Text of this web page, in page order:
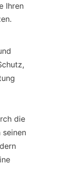
Ihren
die
seinen